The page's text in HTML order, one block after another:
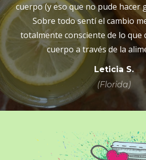
cuerpo (y eso que no pude hacer
Sobre todo sentí el cambio
totalmente consciente de lo que
cuerpo a través de la
Leticia S.
(Florida)